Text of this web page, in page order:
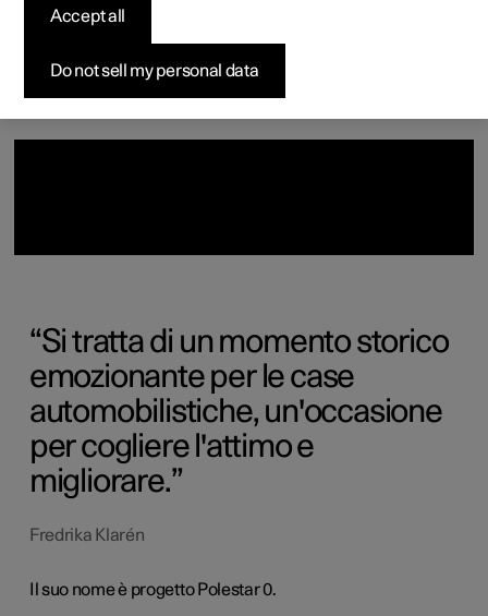
Vetture disponibili
Configura
Vetture disponibili
Configura
Vetture disponibili
Configura
Configura
Test drive
Pre-owned Polestar 3
Pre-owned Polestar 4
Come acquistare
Opzioni di finanziamento
News
Newsletter
Si tratta di un momento storico
emozionante per le case
automobilistiche, un'occasione
per cogliere l'attimo e
migliorare.
Fredrika Klarén
Il suo nome è progetto Polestar 0.
Do not sell my personal data
Accept all